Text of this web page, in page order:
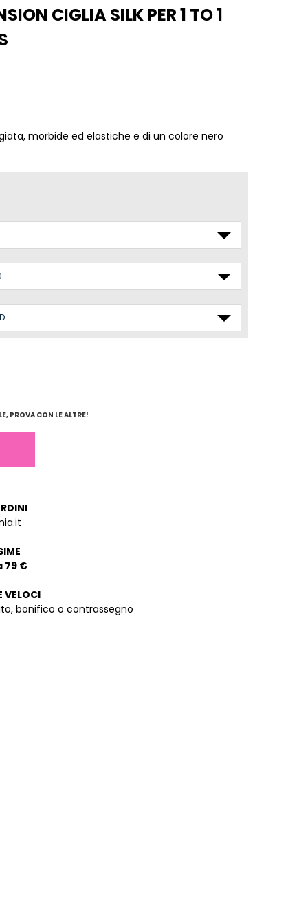
CIGLIA SILK PER 1 TO 1
morbide ed elastiche e di un colore nero
PROVA CON LE ALTRE!
79 €
VELOCI
bonifico o contrassegno